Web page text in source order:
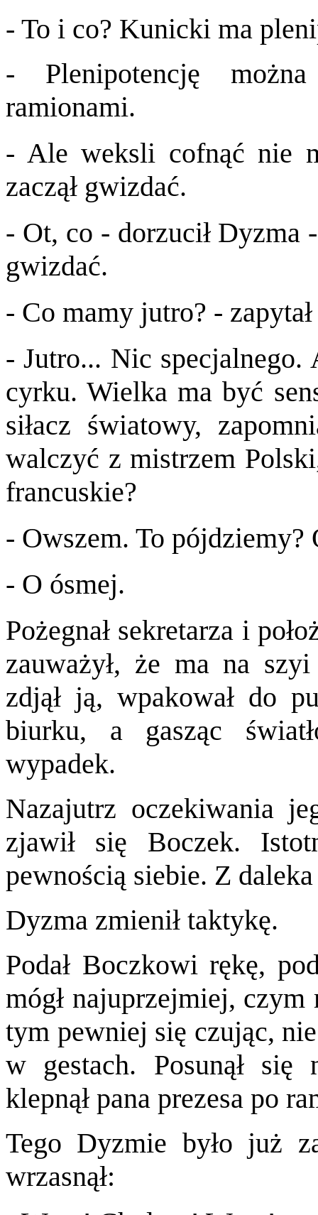
- To i co? Kunicki ma
- Plenipotencję
ramionami.
- Ale weksli cofnąć nie
zaczął gwizdać.
- Ot, co - dorzucił Dyzma
gwizdać.
- Co mamy jutro? -
- Jutro... Nic specjalnego.
cyrku. Wielka ma być
siłacz światowy,
walczyć z mistrzem
francuskie?
- Owszem. To pójdziemy?
- O ósmej.
Pożegnał sekretarza i
zauważył, że ma na
zdjął ją, wpakował do
biurku, a gasząc
wypadek.
Nazajutrz oczekiwania
zjawił się Boczek.
pewnością siebie. Z
Dyzma zmienił taktykę.
Podał Boczkowi rękę,
mógł najuprzejmiej, czym
tym pewniej się czując,
w gestach. Posunął się
klepnął pana prezesa po
Tego Dyzmie było już
wrzasnął: